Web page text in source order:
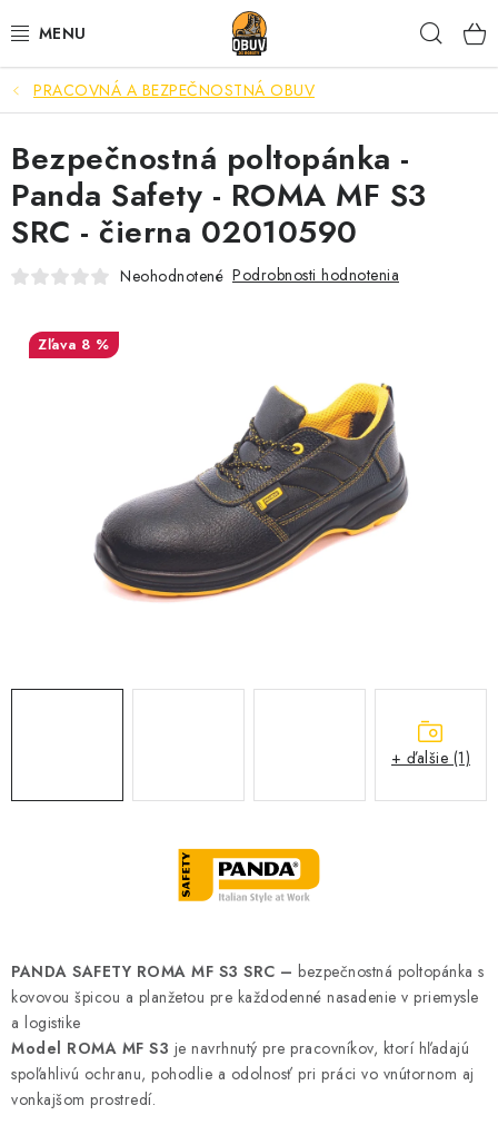
na
PRACOVNÁ A BEZPEČNOSTNÁ OBUV
VOĽNOČASOVÁ OBUV
VÝPREDAJ
VLOŽKY
IMPREGNÁCIA A OCHRANA
BEZPEČNOSTNÉ NORMY A SYMBOLY
KONTAKT
INFORMÁCIE PRE ZÁKAZNÍKOV
PRACOVNÁ A BEZPEČNOSTNÁ OBUV
PANDA SAFETY ROMA MF S3 SRC – bezpečnostná poltopánka s
kovovou špicou a planžetou pre každodenné nasadenie v priemysle
a logistike
Model ROMA MF S3 je navrhnutý pre pracovníkov, ktorí hľadajú
spoľahlivú ochranu, pohodlie a odolnosť pri práci vo vnútornom aj
vonkajšom prostredí.
Bezpečnostná poltopánka -
Panda Safety - ROMA MF S3
SRC - čierna 02010590
Neohodnotené Podrobnosti hodnotenia
8 %
+ ďalšie (1)